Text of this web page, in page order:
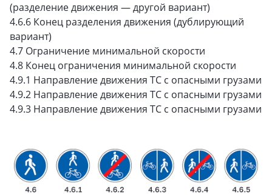
(разделение движения — другой вариант)
4.6.6 Конец разделения движения (дублирующий
вариант)
4.7 Ограничение минимальной скорости
4.8 Конец ограничения минимальной скорости
4.9.1 Направление движения ТС с опасными грузами
4.9.2 Направление движения ТС с опасными грузами
4.9.3 Направление движения ТС с опасными грузами